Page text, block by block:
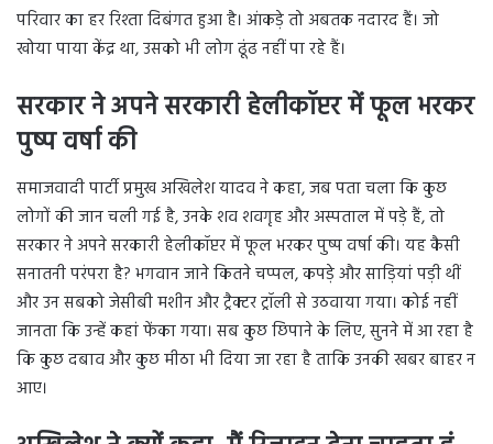
परिवार का हर रिश्ता दिबंगत हुआ है। आंकड़े तो अबतक नदारद हैं। जो
खोया पाया केंद्र था, उसको भी लोग ढूंढ नहीं पा रहे हैं।
सरकार ने अपने सरकारी हेलीकॉप्टर में फूल भरकर
पुष्प वर्षा की
समाजवादी पार्टी प्रमुख अखिलेश यादव ने कहा, जब पता चला कि कुछ
लोगों की जान चली गई है, उनके शव शवगृह और अस्पताल में पड़े हैं, तो
सरकार ने अपने सरकारी हेलीकॉप्टर में फूल भरकर पुष्प वर्षा की। यह कैसी
सनातनी परंपरा है? भगवान जाने कितने चप्पल, कपड़े और साड़ियां पड़ी थीं
और उन सबको जेसीबी मशीन और ट्रैक्टर ट्रॉली से उठवाया गया। कोई नहीं
जानता कि उन्हें कहां फेंका गया। सब कुछ छिपाने के लिए, सुनने में आ रहा है
कि कुछ दबाव और कुछ मीठा भी दिया जा रहा है ताकि उनकी खबर बाहर न
आए।